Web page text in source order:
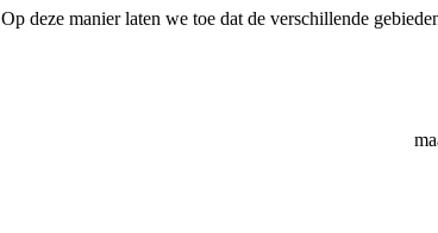
Op deze manier laten we toe dat de verschillende